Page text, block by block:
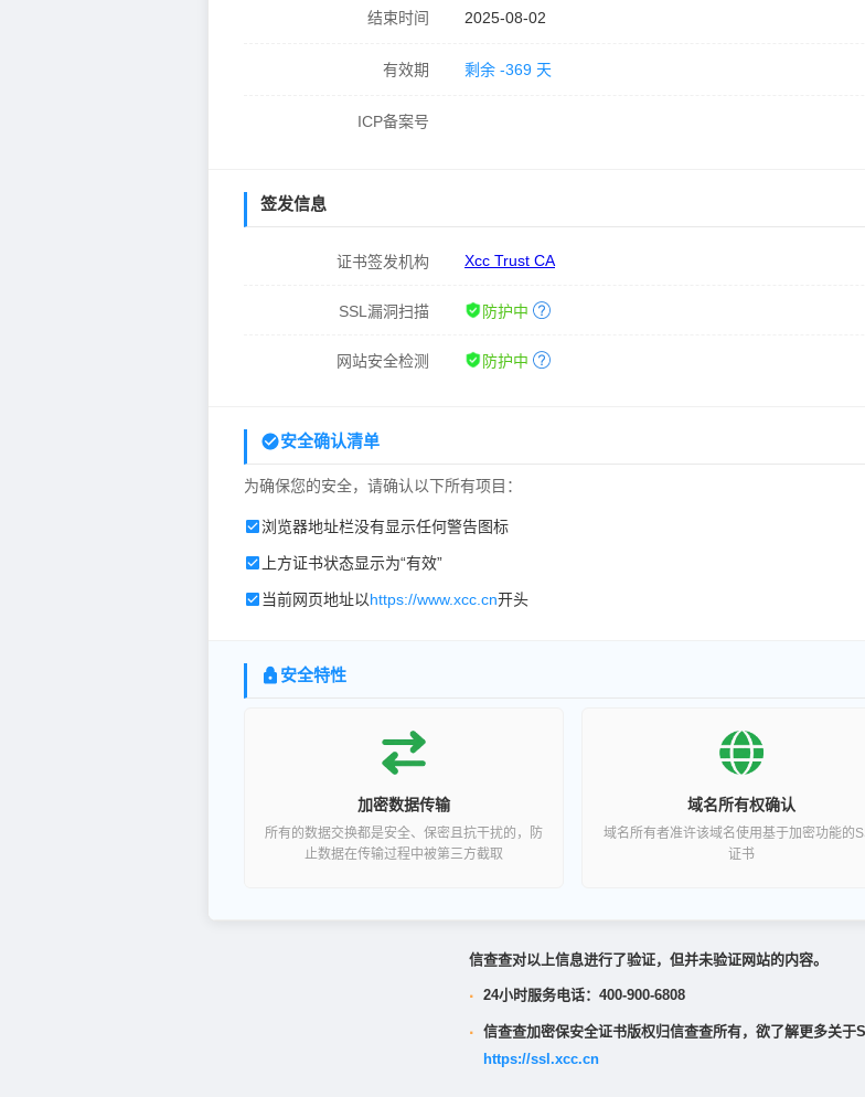
结束时间 2025-08-02
有效期 剩余 -369 天
ICP备案号
签发信息
证书签发机构 Xcc Trust CA
SSL漏洞扫描 防护中
网站安全检测 防护中
安全确认清单
为确保您的安全，请确认以下所有项目：
浏览器地址栏没有显示任何警告图标
上方证书状态显示为“有效”
当前网页地址以https://www.xcc.cn开头
安全特性
加密数据传输
所有的数据交换都是安全、保密且抗干扰的，防
止数据在传输过程中被第三方截取
域名所有权确认
域名所有者准许该域名使用基于加密功能的
证书
信查查对以上信息进行了验证，但并未验证网站的内容。
· 24小时服务电话：400-900-6808
· 信查查加密保安全证书版权归信查查所有，欲了解更多关于
https://ssl.xcc.cn